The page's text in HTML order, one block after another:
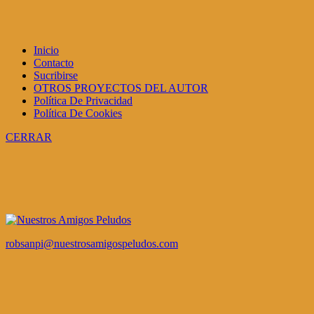
Inicio
Contacto
Sucribirse
OTROS PROYECTOS DEL AUTOR
Política De Privacidad
Política De Cookies
CERRAR
robsanpi@nuestrosamigospeludos.com